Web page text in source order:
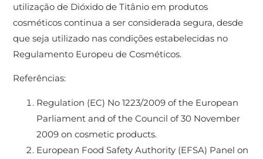
utilização de Dióxido de Titânio em produtos
cosméticos continua a ser considerada segura, desde
que seja utilizado nas condições estabelecidas no
Regulamento Europeu de Cosméticos.
Referências:
Regulation (EC) No 1223/2009 of the European
Parliament and of the Council of 30 November
2009 on cosmetic products.
European Food Safety Authority (EFSA) Panel on